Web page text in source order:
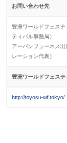
お問い合わせ先
豊洲ワールドフェス
ティバル事務局）
アーバンフューネス
レーション代表）
豊洲ワールドフェステ
http://toyosu-wf.tokyo/